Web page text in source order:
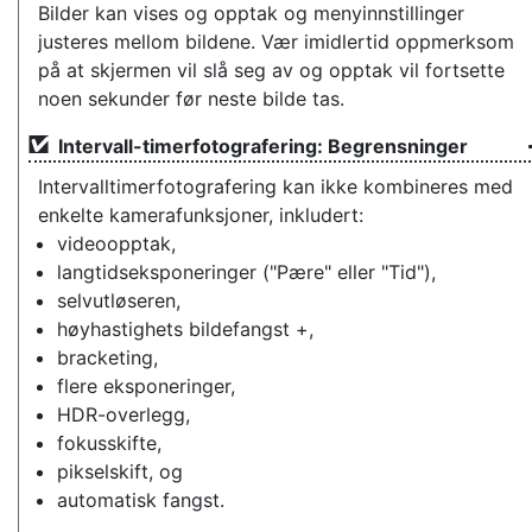
Bilder kan vises og opptak og menyinnstillinger
justeres mellom bildene. Vær imidlertid oppmerksom
på at skjermen vil slå seg av og opptak vil fortsette
noen sekunder før neste bilde tas.
Intervall-timerfotografering: Begrensninger
Intervalltimerfotografering kan ikke kombineres med
enkelte kamerafunksjoner, inkludert:
videoopptak,
langtidseksponeringer ("Pære" eller "Tid"),
selvutløseren,
høyhastighets bildefangst +,
bracketing,
flere eksponeringer,
HDR-overlegg,
fokusskifte,
pikselskift, og
automatisk fangst.